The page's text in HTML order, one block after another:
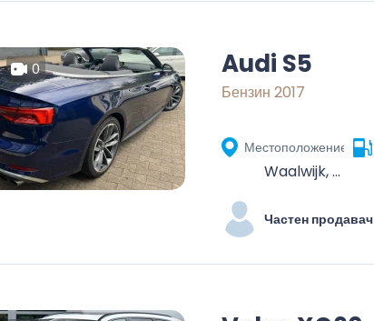
0 Audi S5
Бензин 2017
Местоположение
Waalwijk, Noord-Brabant, Nederland
Частен продавач